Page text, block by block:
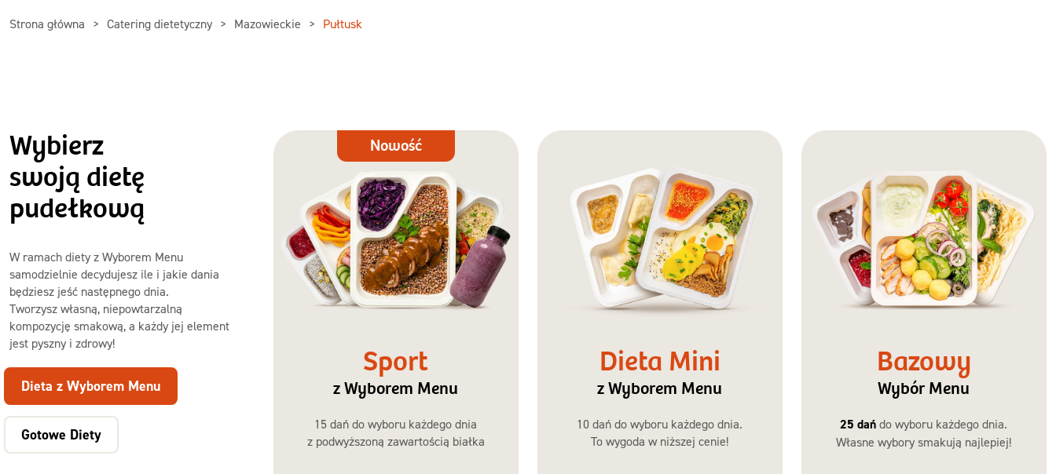
Strona główna Catering dietetyczny Mazowieckie Pułtusk
Wybierz
swoją dietę
pudełkową
W ramach diety z Wyborem Menu
samodzielnie decydujesz ile i jakie dania
będziesz jeść następnego dnia.
Tworzysz własną, niepowtarzalną
kompozycję smakową, a każdy jej element
jest pyszny i zdrowy!
Dieta z Wyborem Menu
Gotowe Diety
Dieta
Nowość
Sport
z Wyborem Menu
15 dań do wyboru każdego dnia
z podwyższoną zawartością białka
Dieta Mini
z Wyborem Menu
10 dań do wyboru każdego dnia.
To wygoda w niższej cenie!
Bazowy
Wybór Menu
25 dań do wyboru każdego dnia.
Własne wybory smakują najlepiej!